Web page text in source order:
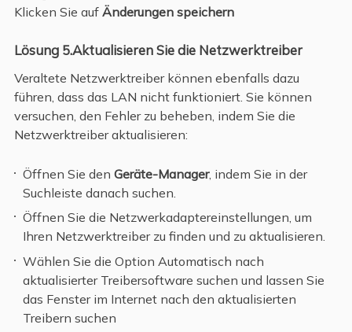
Klicken Sie auf Änderungen speichern
Lösung 5.Aktualisieren Sie die Netzwerktreiber
Veraltete Netzwerktreiber können ebenfalls dazu
führen, dass das LAN nicht funktioniert. Sie können
versuchen, den Fehler zu beheben, indem Sie die
Netzwerktreiber aktualisieren:
Öffnen Sie denGeräte-Manager, indem Sie in der
Suchleiste danach suchen.
Öffnen Sie die Netzwerkadaptereinstellungen, um
Ihren Netzwerktreiber zu finden und zu aktualisieren.
Wählen Sie die Option Automatisch nach
aktualisierter Treibersoftware suchen und lassen Sie
das Fenster im Internet nach den aktualisierten
Treibern suchen